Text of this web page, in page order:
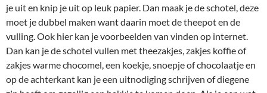
je uit en knip je uit op leuk papier. Dan maak je de schotel, deze
moet je dubbel maken want daarin moet de theepot en de
vulling. Ook hier kan je voorbeelden van vinden op internet.
Dan kan je de schotel vullen met theezakjes, zakjes koffie of
zakjes warme chocomel, een koekje, snoepje of chocolaatje en
op de achterkant kan je een uitnodiging schrijven of diegene